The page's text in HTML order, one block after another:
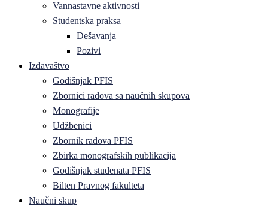
Vannastavne aktivnosti
Studentska praksa
Dešavanja
Pozivi
Izdavaštvo
Godišnjak PFIS
Zbornici radova sa naučnih skupova
Monografije
Udžbenici
Zbornik radova PFIS
Zbirka monografskih publikacija
Godišnjak studenata PFIS
Bilten Pravnog fakulteta
Naučni skup